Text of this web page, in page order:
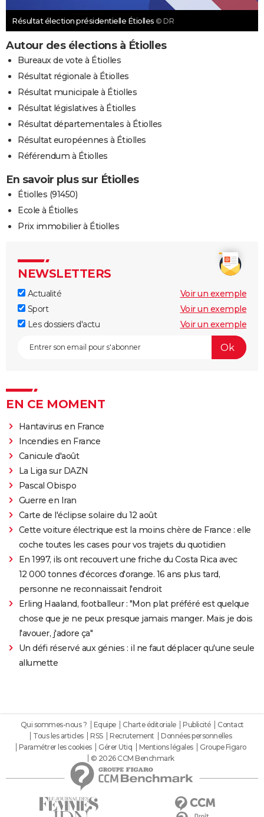
Résultat élection présidentielle Étiolles © DR
Autour des élections à Étiolles
Bureaux de vote à Étiolles
Résultat régionale à Étiolles
Résultat municipale à Étiolles
Résultat législatives à Étiolles
Résultat départementales à Étiolles
Résultat européennes à Étiolles
Référendum à Étiolles
En savoir plus sur Étiolles
Étiolles (91450)
Ecole à Étiolles
Prix immobilier à Étiolles
NEWSLETTERS
Actualité
Voir un exemple
Sport
Voir un exemple
Les dossiers d'actu
Voir un exemple
EN CE MOMENT
Hantavirus en France
Incendies en France
Canicule d'août
La Liga sur DAZN
Pascal Obispo
Guerre en Iran
Carte de l'éclipse solaire du 12 août
Cette voiture électrique est la moins chère de France : elle
coche toutes les cases pour vos trajets du quotidien
En 1997, ils ont recouvert une friche du Costa Rica avec
12 000 tonnes d'écorces d'orange. 16 ans plus tard,
personne ne reconnaissait l'endroit
Erling Haaland, footballeur : "Mon plat préféré est quelque
chose que je ne peux presque jamais manger. Mais je dois
l'avouer, j'adore ça"
Un défi réservé aux génies : il ne faut déplacer qu'une seule
allumette
Qui sommes-nous ? Equipe Charte éditoriale Publicité
Contact
Tous les articles
RSS Recrutement
Données personnelles
Paramétrer les cookies
Gérer Utiq Mentions légales
Groupe Figaro
© 2026 CCM Benchmark